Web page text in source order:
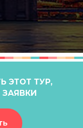
ЭТОТ ТУР,